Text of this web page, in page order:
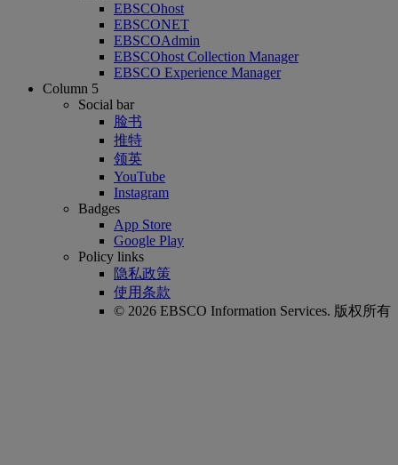
EBSCOhost
EBSCONET
EBSCOAdmin
EBSCOhost Collection Manager
EBSCO Experience Manager
Column 5
Social bar
脸书
推特
领英
YouTube
Instagram
Badges
App Store
Google Play
Policy links
隐私政策
使用条款
© 2026 EBSCO Information Services. 版权所有